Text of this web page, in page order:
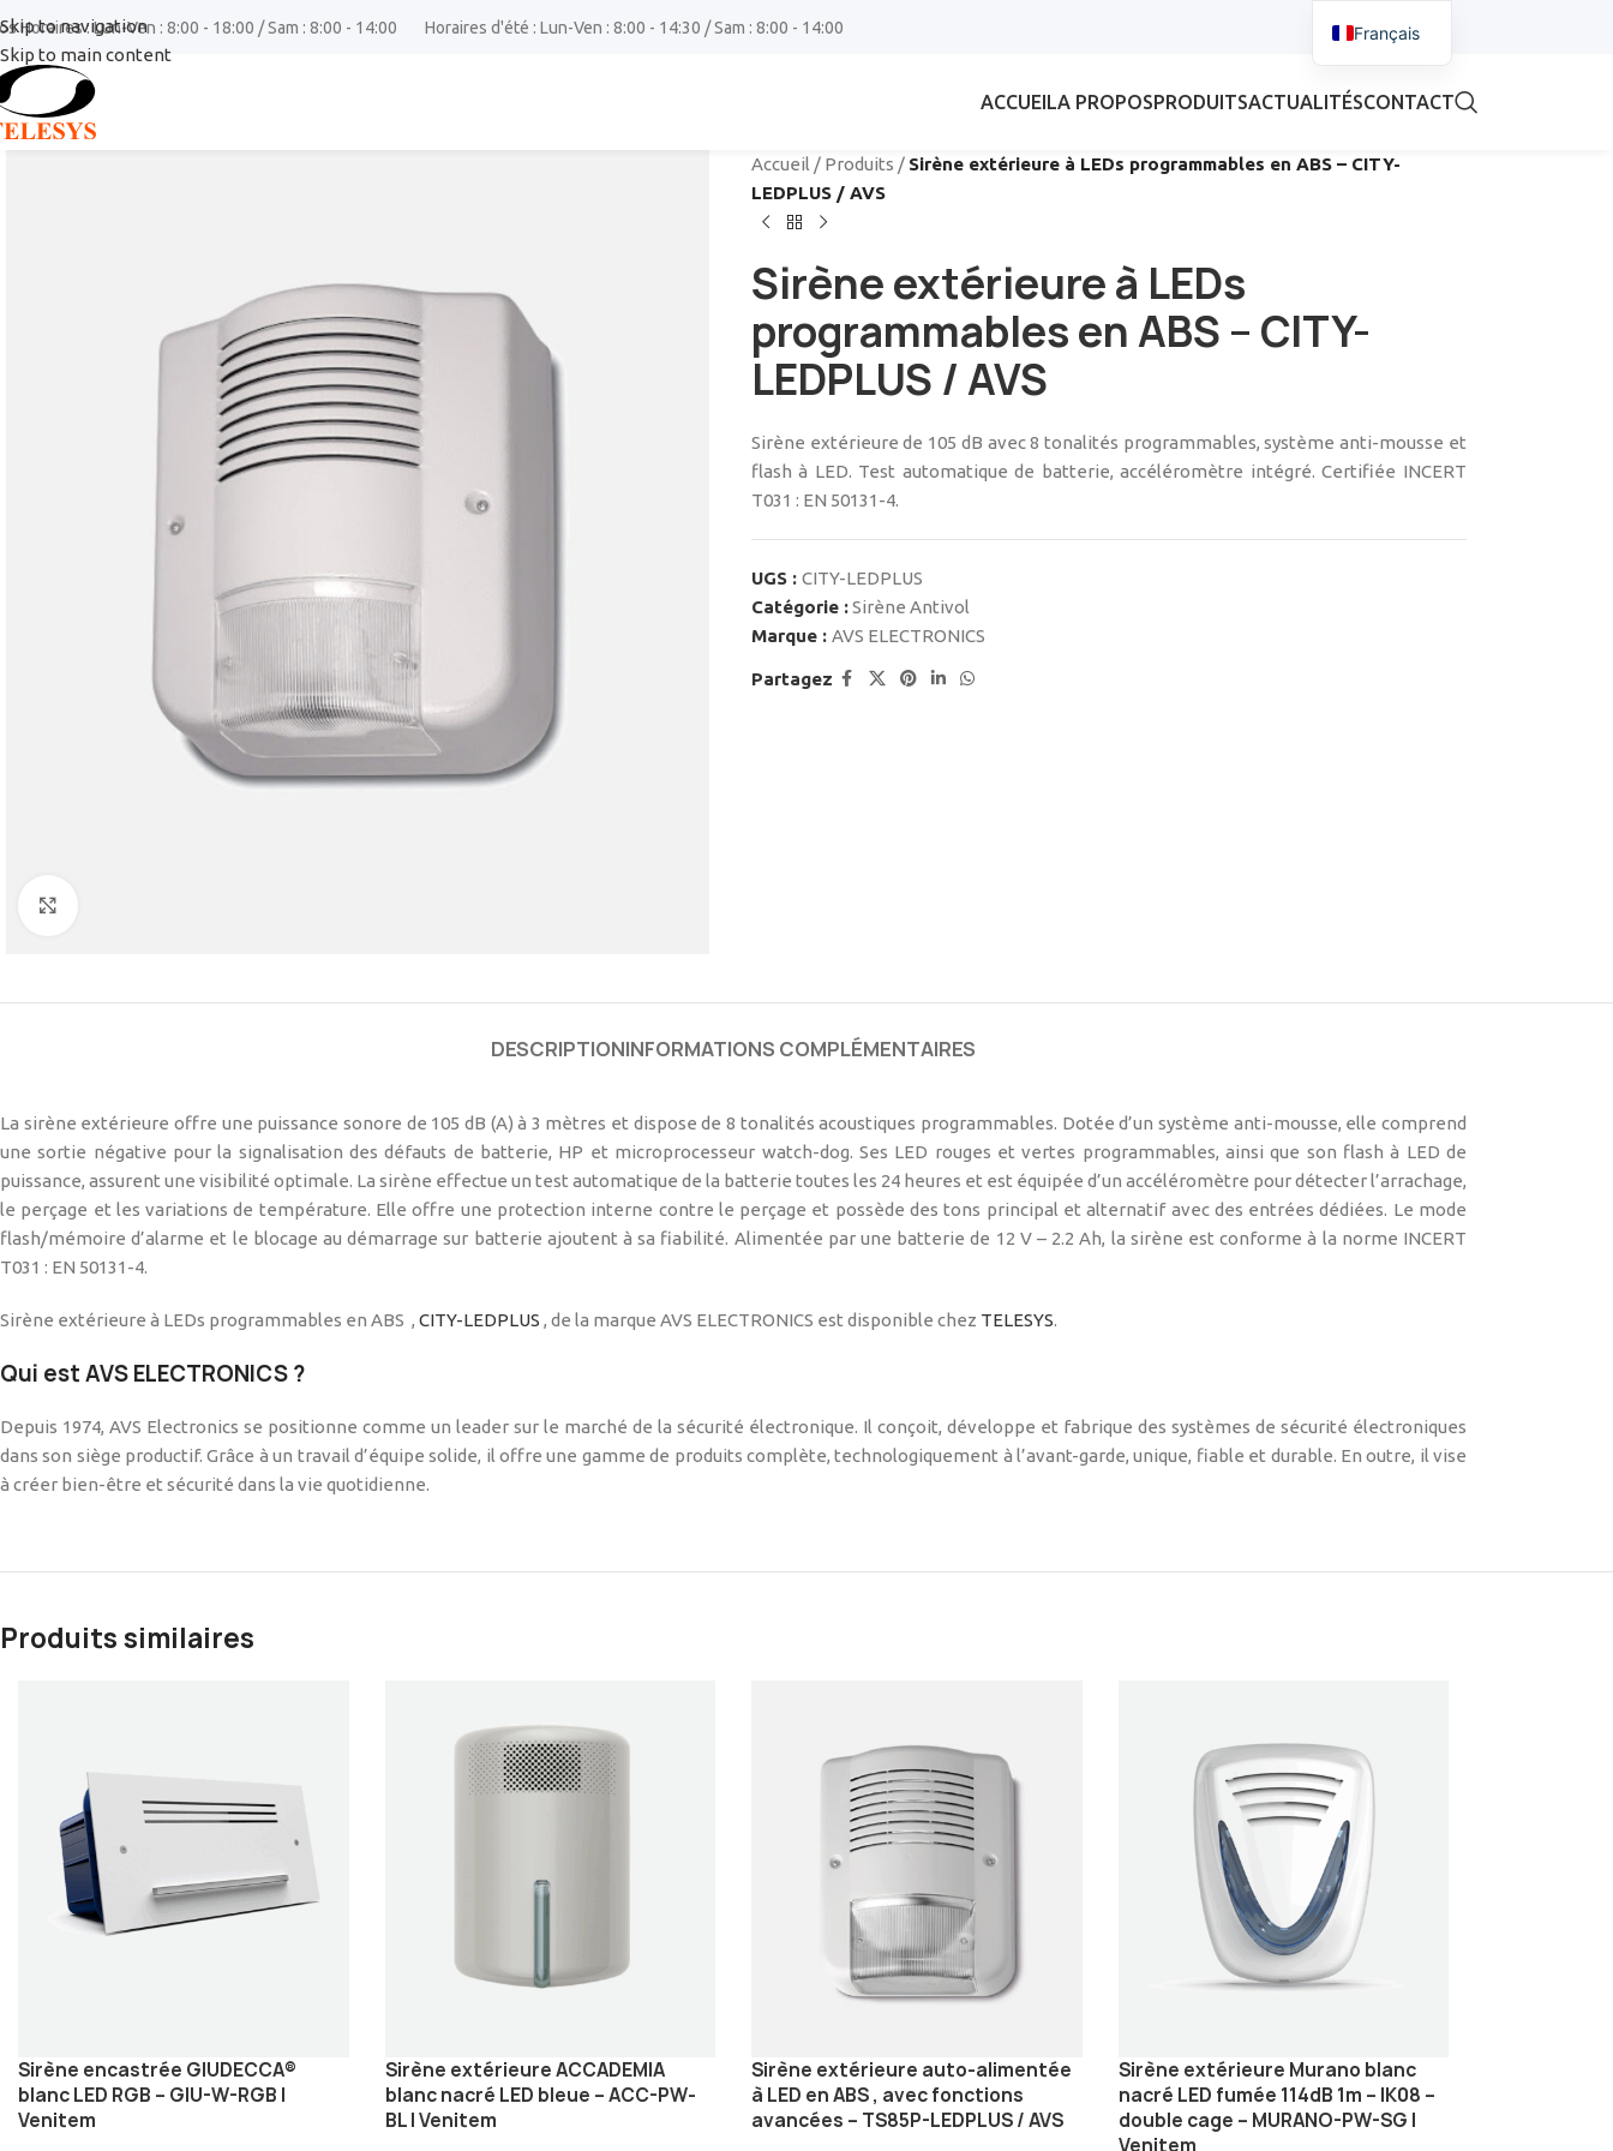
Skip to navigation
Skip to main content
Horaires : Lun-Ven : 8:00 - 18:00 / Sam : 8:00 - 14:00 Horaires d'été : Lun-Ven : 8:00 - 14:30 / Sam : 8:00 - 14:00
ACCUEILA PROPOSPRODUITSACTUALITÉSCONTACT
Accueil / Produits / Sirène extérieure à LEDs programmables en ABS – CITY-
LEDPLUS / AVS
Sirène extérieure à LEDs
programmables en ABS – CITY-
LEDPLUS / AVS
Sirène extérieure de 105 dB avec 8 tonalités programmables, système anti-mousse et
flash à LED. Test automatique de batterie, accéléromètre intégré. Certifiée INCERT
T031 : EN 50131-4.
UGS : CITY-LEDPLUS
Catégorie :Sirène Antivol
Marque : AVS ELECTRONICS
Partagez
DESCRIPTIONINFORMATIONS COMPLÉMENTAIRES
La sirène extérieure offre une puissance sonore de 105 dB (A) à 3 mètres et dispose de 8 tonalités acoustiques programmables. Dotée d’un système anti-mousse, elle comprend
une sortie négative pour la signalisation des défauts de batterie, HP et microprocesseur watch-dog. Ses LED rouges et vertes programmables, ainsi que son flash à LED de
puissance, assurent une visibilité optimale. La sirène effectue un test automatique de la batterie toutes les 24 heures et est équipée d’un accéléromètre pour détecter l’arrachage,
le perçage et les variations de température. Elle offre une protection interne contre le perçage et possède des tons principal et alternatif avec des entrées dédiées. Le mode
flash/mémoire d’alarme et le blocage au démarrage sur batterie ajoutent à sa fiabilité. Alimentée par une batterie de 12 V – 2.2 Ah, la sirène est conforme à la norme INCERT
T031 : EN 50131-4.
Sirène extérieure à LEDs programmables en ABS , CITY-LEDPLUS , de la marque AVS ELECTRONICS est disponible chez TELESYS.
Qui est AVS ELECTRONICS ?
Depuis 1974, AVS Electronics se positionne comme un leader sur le marché de la sécurité électronique. Il conçoit, développe et fabrique des systèmes de sécurité électroniques
dans son siège productif. Grâce à un travail d’équipe solide, il offre une gamme de produits complète, technologiquement à l’avant-garde, unique, fiable et durable. En outre, il vise
à créer bien-être et sécurité dans la vie quotidienne.
Produits similaires
Sirène encastrée GIUDECCA®
blanc LED RGB – GIU-W-RGB |
Venitem
Sirène extérieure ACCADEMIA
blanc nacré LED bleue – ACC-PW-
BL | Venitem
Sirène extérieure auto-alimentée
à LED en ABS , avec fonctions
avancées – TS85P-LEDPLUS / AVS
Sirène extérieure Murano blanc
nacré LED fumée 114dB 1m – IK08 –
double cage – MURANO-PW-SG |
Venitem
Français